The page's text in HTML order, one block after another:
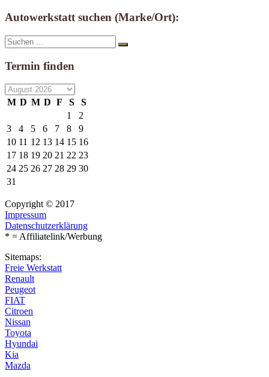
Autowerkstatt suchen (Marke/Ort):
Suche
nach:
Suchen
Termin finden
M D M D F S
S
1
2
3
4 5 6 7 8
9
10 11 12 13 14 15 16
17 18 19 20 21 22 23
24 25 26 27 28 29 30
31
Copyright © 2017
Impressum
Datenschutzerklärung
* = Affiliatelink/Werbung
Sitemaps:
Freie Werkstatt
Renault
Peugeot
FIAT
Citroen
Nissan
Toyota
Hyundai
Kia
Mazda